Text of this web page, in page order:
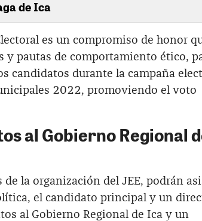
de Ica
es un compromiso de honor
y pautas de comportamiento ético,
candidatos durante la campaña
2022, promoviendo el voto
al Gobierno Regional
de la organización del JEE, podrán
el candidato principal y un
al Gobierno Regional de Ica y un